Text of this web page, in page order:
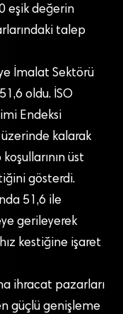
eşik değerin
talep
İmalat Sektörü
oldu. İSO
Endeksi
kalarak
üst
gösterdi.
51,6 ile
gerileyerek
kestiğine işaret
ihracat pazarları
güçlü genişleme